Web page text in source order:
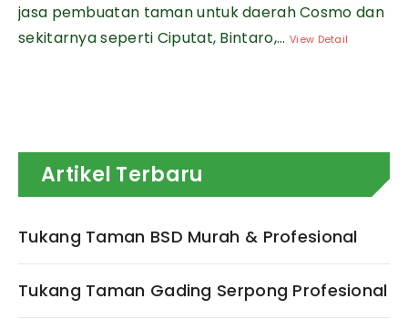
jasa pembuatan taman untuk daerah Cosmo dan
sekitarnya seperti Ciputat, Bintaro,... View Detail
Artikel Terbaru
Tukang Taman BSD Murah & Profesional
Tukang Taman Gading Serpong Profesional